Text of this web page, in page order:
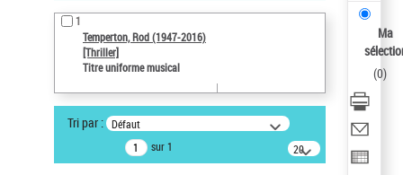
Œuvres liées à l'auteur :
Temperton, Rod (1947-2016)
Auteur d’œuvre
Temperton, Rod (1947-2016)
Statut de la notice d’autorité
1
Temperton, Rod (1947-2016)
[Thriller]
Titre uniforme musical
Tri par : Défaut
sur 1
20
résultats/page
Ma
(0)